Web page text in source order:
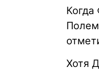
Хотя